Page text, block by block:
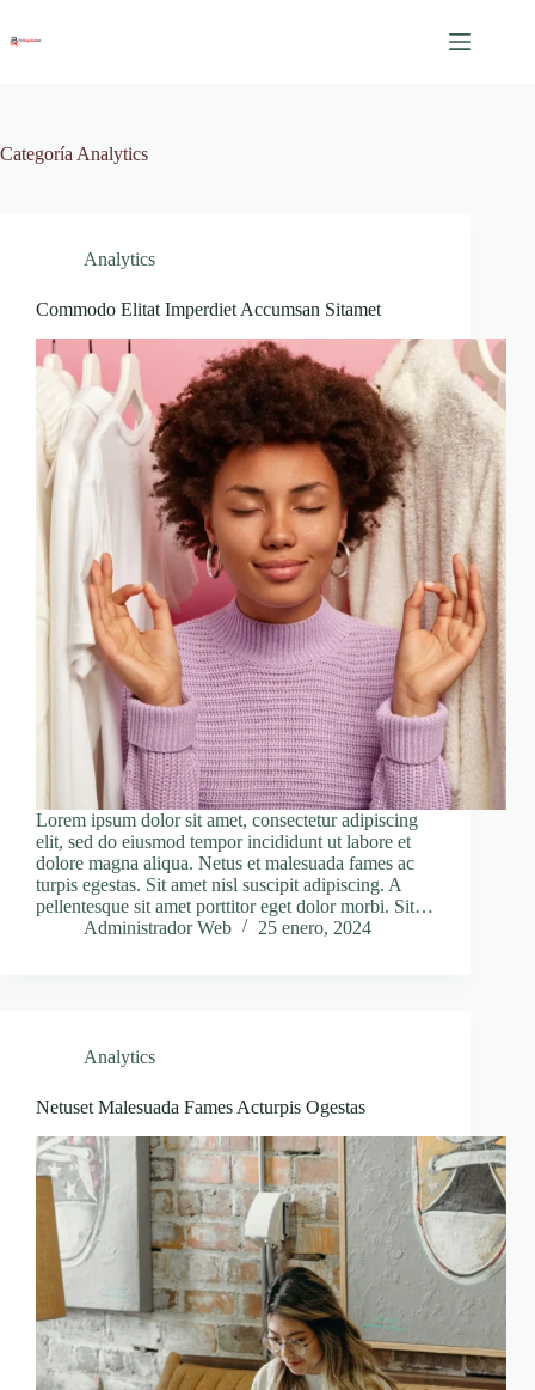
contenido
Categoría Analytics
Analytics
Commodo Elitat Imperdiet Accumsan Sitamet
Lorem ipsum dolor sit amet, consectetur adipiscing
elit, sed do eiusmod tempor incididunt ut labore et
dolore magna aliqua. Netus et malesuada fames ac
turpis egestas. Sit amet nisl suscipit adipiscing. A
pellentesque sit amet porttitor eget dolor morbi. Sit…
Administrador Web
25 enero, 2024
Analytics
Netuset Malesuada Fames Acturpis Ogestas